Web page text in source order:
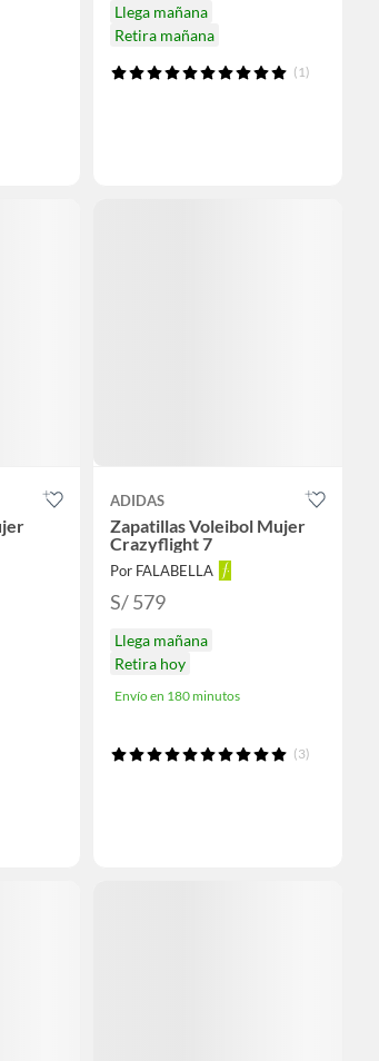
Llega mañana
Retira mañana
(1)
ADIDAS
Zapatillas Voleibol Mujer
Crazyflight 7
Por FALABELLA
S/ 579
Llega mañana
Retira hoy
Envío en 180 minutos
(3)